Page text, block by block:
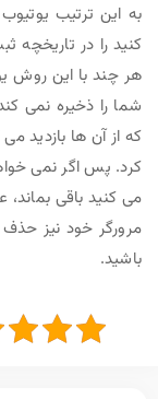
به این ترتیب
کنید را در تاریخچه
هر چند با این روش
شما را ذخیره نمی
که از آن ها بازدید
کرد. پس اگر نمی
می کنید باقی بماند،
مرورگر خود نیز حذف
باشید.